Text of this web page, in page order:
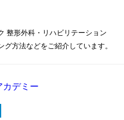
整形外科・リハビリテーション
グ方法などをご紹介しています。